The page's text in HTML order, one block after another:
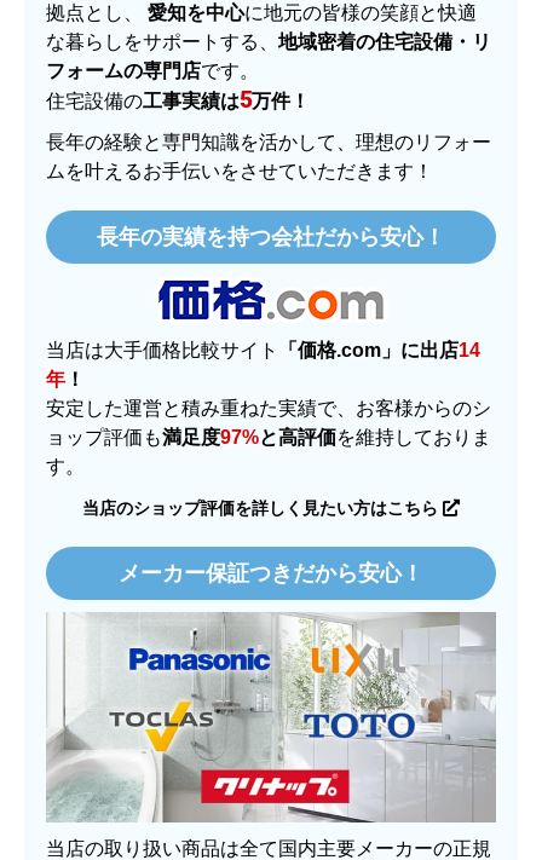
拠点とし、愛知を中心に地元の皆様の笑顔と快適
な暮らしをサポートする、地域密着の住宅設備・リ
フォームの専門店です。
住宅設備の工事実績は5万件！
長年の経験と専門知識を活かして、理想のリフォー
ムを叶えるお手伝いをさせていただきます！
長年の実績を持つ会社だから安心！
当店は大手価格比較サイト 「価格.com」に出店14
年 ！
安定した運営と積み重ねた実績で、お客様からのシ
ョップ評価も満足度97%と高評価を維持しておりま
す。
当店のショップ評価を詳しく見たい方はこちら
メーカー保証つきだから安心！
当店の取り扱い商品は全て国内主要メーカーの正規